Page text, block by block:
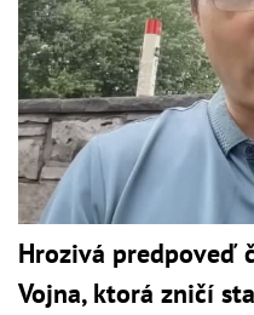
Hrozivá predpoveď
Vojna, ktorá zničí